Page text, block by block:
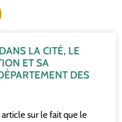
LA CITÉ, LE
ET SA
DES
sur le fait que le